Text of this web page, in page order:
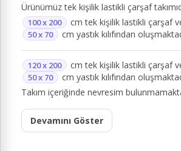
Ürünümüz tek kişilik lastikli çarşaf
100 x 200 cm tek kişilik lastikli çarşaf
50 x 70 cm yastık kılıfından
120 x 200 cm tek kişilik lastikli çarşaf
50 x 70
cm yastık kılıfından
Takım içeriğinde nevresim
Devamını Göster